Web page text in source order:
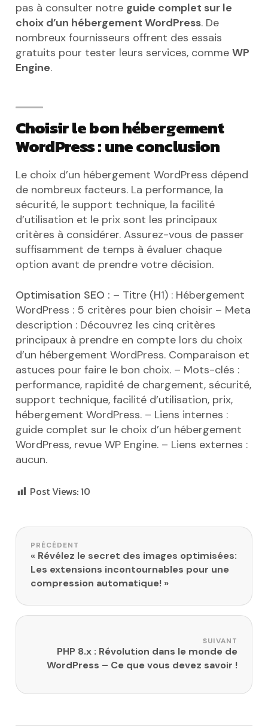
pas à consulter notre guide complet sur le
choix d’un hébergement WordPress. De
nombreux fournisseurs offrent des essais
gratuits pour tester leurs services, comme WP
Engine.
Choisir le bon hébergement
WordPress : une conclusion
Le choix d’un hébergement WordPress dépend
de nombreux facteurs. La performance, la
sécurité, le support technique, la facilité
d’utilisation et le prix sont les principaux
critères à considérer. Assurez-vous de passer
suffisamment de temps à évaluer chaque
option avant de prendre votre décision.
Optimisation SEO : – Titre (H1) : Hébergement
WordPress : 5 critères pour bien choisir – Meta
description : Découvrez les cinq critères
principaux à prendre en compte lors du choix
d’un hébergement WordPress. Comparaison et
astuces pour faire le bon choix. – Mots-clés :
performance, rapidité de chargement, sécurité,
support technique, facilité d’utilisation, prix,
hébergement WordPress. – Liens internes :
guide complet sur le choix d’un hébergement
WordPress, revue WP Engine. – Liens externes :
aucun.
Post Views:10
Navigation de l’article
PRÉCÉDENT
« Révélez le secret des images optimisées:
Les extensions incontournables pour une
compression automatique! »
SUIVANT
PHP 8.x : Révolution dans le monde de
WordPress – Ce que vous devez savoir !